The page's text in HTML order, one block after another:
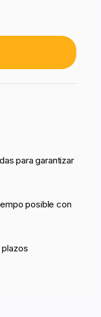
para garantizar
posible con